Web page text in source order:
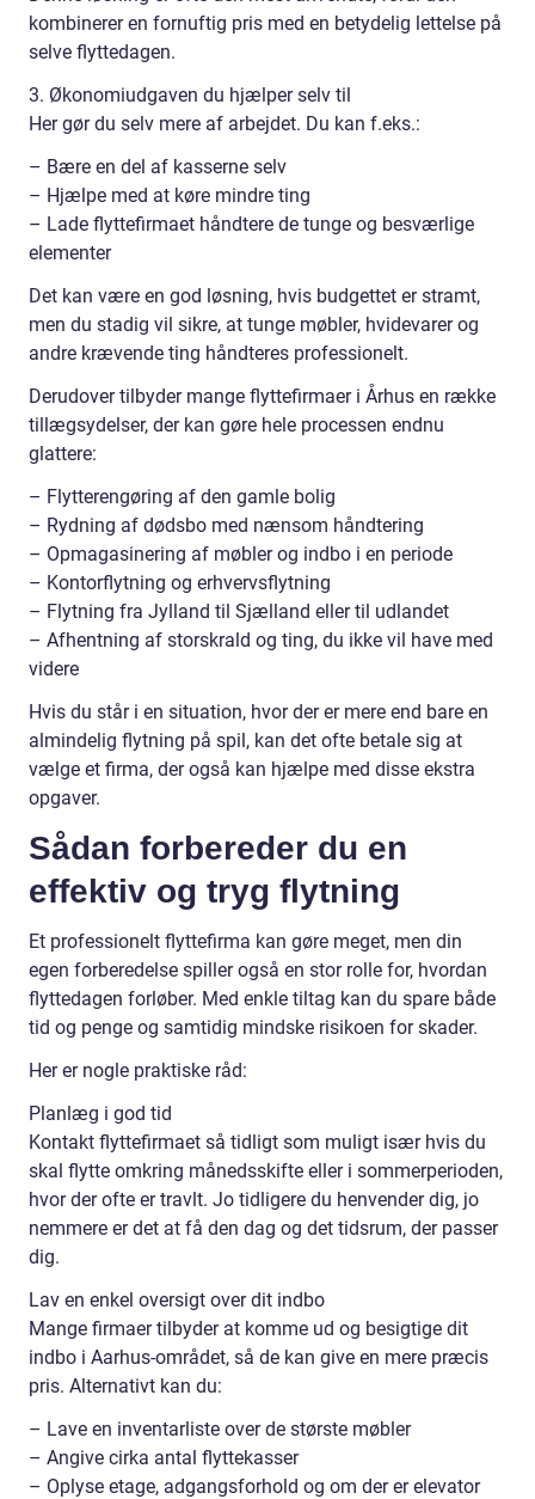
kombinerer en fornuftig pris med en betydelig lettelse på
selve flyttedagen.
3. Økonomiudgaven du hjælper selv til
Her gør du selv mere af arbejdet. Du kan f.eks.:
– Bære en del af kasserne selv
– Hjælpe med at køre mindre ting
– Lade flyttefirmaet håndtere de tunge og besværlige
elementer
Det kan være en god løsning, hvis budgettet er stramt,
men du stadig vil sikre, at tunge møbler, hvidevarer og
andre krævende ting håndteres professionelt.
Derudover tilbyder mange flyttefirmaer i Århus en række
tillægsydelser, der kan gøre hele processen endnu
glattere:
– Flytterengøring af den gamle bolig
– Rydning af dødsbo med nænsom håndtering
– Opmagasinering af møbler og indbo i en periode
– Kontorflytning og erhvervsflytning
– Flytning fra Jylland til Sjælland eller til udlandet
– Afhentning af storskrald og ting, du ikke vil have med
videre
Hvis du står i en situation, hvor der er mere end bare en
almindelig flytning på spil, kan det ofte betale sig at
vælge et firma, der også kan hjælpe med disse ekstra
opgaver.
Sådan forbereder du en
effektiv og tryg flytning
Et professionelt flyttefirma kan gøre meget, men din
egen forberedelse spiller også en stor rolle for, hvordan
flyttedagen forløber. Med enkle tiltag kan du spare både
tid og penge og samtidig mindske risikoen for skader.
Her er nogle praktiske råd:
Planlæg i god tid
Kontakt flyttefirmaet så tidligt som muligt især hvis du
skal flytte omkring månedsskifte eller i sommerperioden,
hvor der ofte er travlt. Jo tidligere du henvender dig, jo
nemmere er det at få den dag og det tidsrum, der passer
dig.
Lav en enkel oversigt over dit indbo
Mange firmaer tilbyder at komme ud og besigtige dit
indbo i Aarhus-området, så de kan give en mere præcis
pris. Alternativt kan du:
– Lave en inventarliste over de største møbler
– Angive cirka antal flyttekasser
– Oplyse etage, adgangsforhold og om der er elevator